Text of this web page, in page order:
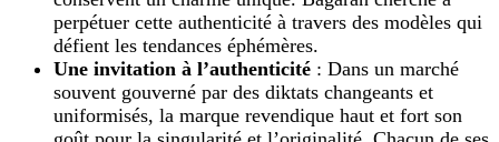
perpétuer cette authenticité à travers des modèles qui
défient les tendances éphémères.
Une invitation à l’authenticité : Dans un marché
souvent gouverné par des diktats changeants et
uniformisés, la marque revendique haut et fort son